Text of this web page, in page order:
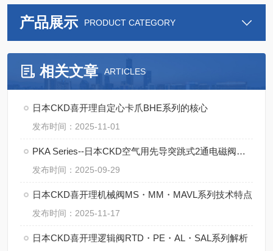
产品展示 PRODUCT CATEGORY
相关文章 ARTICLES
日本CKD喜开理自定心卡爪BHE系列的核心
发布时间：2025-11-01
PKA Series--日本CKD空气用先导突跳式2通电磁阀的操作规范
发布时间：2025-09-29
日本CKD喜开理机械阀MS・MM・MAVL系列技术特点
发布时间：2025-11-17
日本CKD喜开理逻辑阀RTD・PE・AL・SAL系列解析